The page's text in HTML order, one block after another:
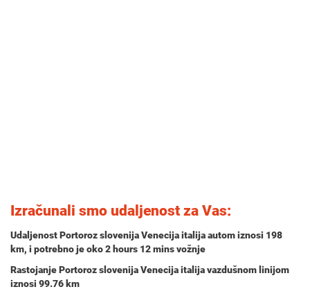
Izračunali smo udaljenost za Vas:
Udaljenost Portoroz slovenija Venecija italija autom iznosi 198
km, i potrebno je oko2 hours 12 minsvožnje
Rastojanje Portoroz slovenija Venecija italija vazdušnom linijom
iznosi 99.76 km